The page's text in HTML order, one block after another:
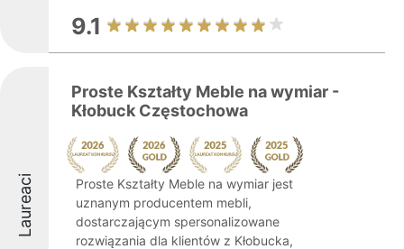
9.1
Laureaci
Proste Kształty Meble na wymiar -
Kłobuck Częstochowa
Proste Kształty Meble na wymiar jest
uznanym producentem mebli,
dostarczającym spersonalizowane
rozwiązania dla klientów z Kłobucka,